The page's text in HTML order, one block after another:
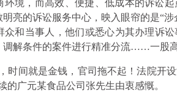
环境，而高效、便捷、低成本的诉讼
亮的诉讼服务中心，映入眼帘的是“
众和当事人，他们或悉心为其办理诉
解条件的案件进行精准分流……一股
时间就是金钱，官司拖不起！法院开
的广元某食品公司张先生由衷感慨。